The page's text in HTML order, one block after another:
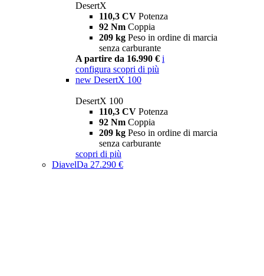
DesertX
110,3 CV Potenza
92 Nm Coppia
209 kg Peso in ordine di marcia
senza carburante
A partire da 16.990 € i
configura scopri di più
new DesertX 100
DesertX 100
110,3 CV Potenza
92 Nm Coppia
209 kg Peso in ordine di marcia
senza carburante
scopri di più
DiavelDa 27.290 €